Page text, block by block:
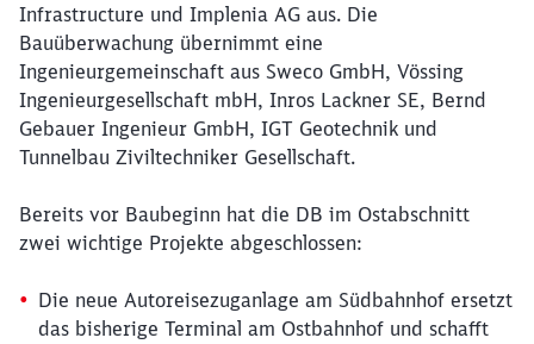
Infrastructure und Implenia AG aus. Die
Bauüberwachung übernimmt eine
Ingenieurgemeinschaft aus Sweco GmbH, Vössing
Ingenieurgesellschaft mbH, Inros Lackner SE, Bernd
Gebauer Ingenieur GmbH, IGT Geotechnik und
Tunnelbau Ziviltechniker Gesellschaft.
Bereits vor Baubeginn hat die DB im Ostabschnitt
zwei wichtige Projekte abgeschlossen:
Die neue Autoreisezuganlage am Südbahnhof ersetzt
das bisherige Terminal am Ostbahnhof und schafft